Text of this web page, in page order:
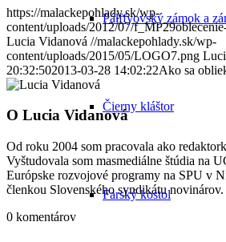
Pálffyovský zámok a
Čierny kláštor
Farský kostol
https://malackepohlady.sk/wp-
content/uploads/2012/07/
Lucia Vidanová //malackepohlady.sk/wp-
content/uploads/2015/05/LOGO7.png
20:32:502013-03-28 14:02:22Ako sa
O Lucia Vidanová
Od roku 2004 som pracovala ako
Vyštudovala som masmediálne štúdia na
Európske rozvojové programy na SPU v
členkou Slovenského syndikátu novinárov.
0 komentárov